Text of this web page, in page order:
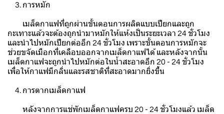
3. การหมัก
เมล็ดกาแฟที่ถูกผ่านขั้นตอนการผลิตแบบเปียกและถูก
กะเทาะแล้วจะต้องถูกนำมาหมักให้แห้งเป็นระยะเวลา 24 ชั่วโมง
และนำไปหมักเปียกต่ออีก 24 ชั่วโมง เพราะขั้นตอนการหมักจะ
ช่วยขจัดเมือกที่เคลือบออกจากเมล็ดกาแฟได้ และหลังจากนั้น
เมล็ดกาแฟจะถูกนำไปหมักต่อในน้ำสะอาดอีก 20 - 24 ชั่วโมง
เพื่อให้กาแฟมีกลิ่นและรสชาติที่สะอาดมากยิ่งขึ้น
4. การตากเมล็ดกาแฟ
หลังจากการแช่พักเมล็ดกาแฟครบ 20 - 24 ชั่วโมงแล้ว เมล็ด